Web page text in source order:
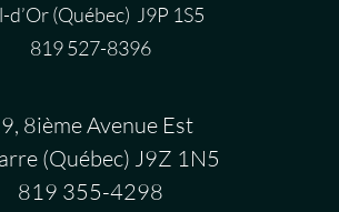
d’Or (Québec) J9P 1S5
819 527-8396
8ième Avenue Est
(Québec) J9Z 1N5
819 355-4298